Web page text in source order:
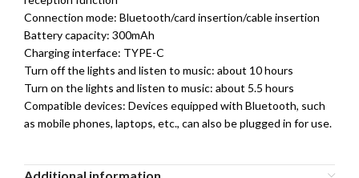
Connection mode: Bluetooth/card insertion/cable insertion
Battery capacity: 300mAh
Charging interface: TYPE-C
Turn off the lights and listen to music: about 10 hours
Turn on the lights and listen to music: about 5.5 hours
Compatible devices: Devices equipped with Bluetooth, such
as mobile phones, laptops, etc., can also be plugged in for use.